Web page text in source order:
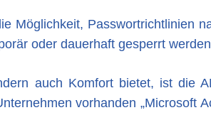
Möglichkeit, Passwortrichtlinien
oder dauerhaft gesperrt
auch Komfort bietet, ist die
vorhanden „Microsoft